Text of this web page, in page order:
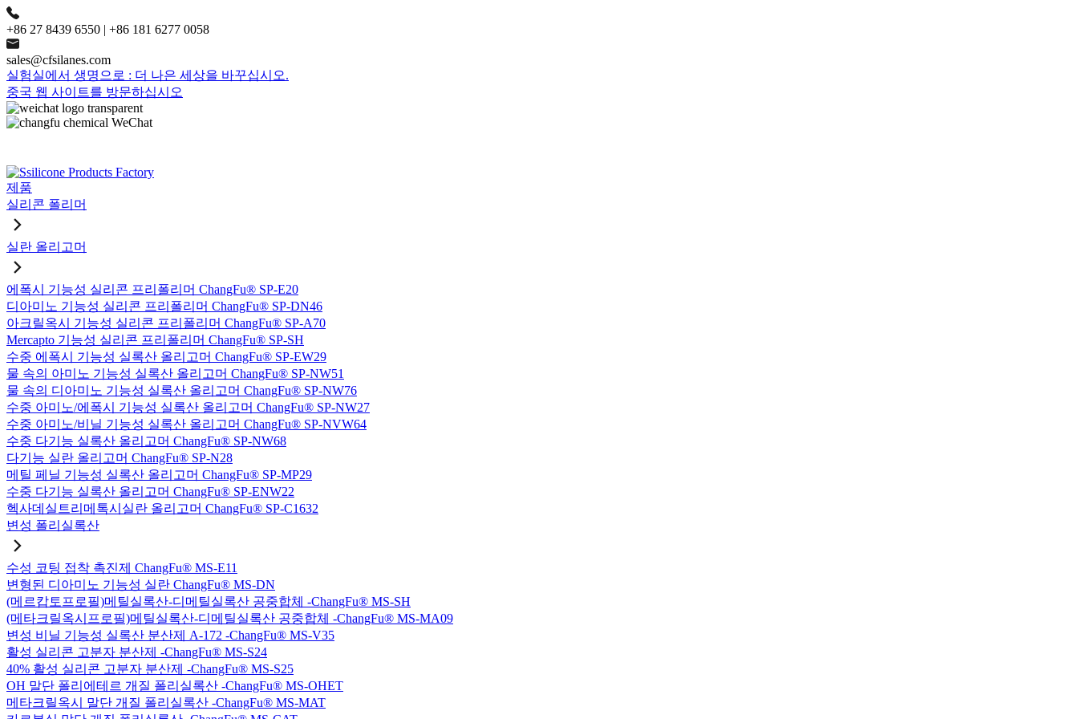
+86 27 8439 6550 | +86 181 6277 0058
sales@cfsilanes.com
실험실에서 생명으로 : 더 나은 세상을 바꾸십시오.
중국 웹 사이트를 방문하십시오
제품
실리콘 폴리머
실란 올리고머
에폭시 기능성 실리콘 프리폴리머 ChangFu® SP-E20
디아미노 기능성 실리콘 프리폴리머 ChangFu® SP-DN46
아크릴옥시 기능성 실리콘 프리폴리머 ChangFu® SP-A70
Mercapto 기능성 실리콘 프리폴리머 ChangFu® SP-SH
수중 에폭시 기능성 실록산 올리고머 ChangFu® SP-EW29
물 속의 아미노 기능성 실록산 올리고머 ChangFu® SP-NW51
물 속의 디아미노 기능성 실록산 올리고머 ChangFu® SP-NW76
수중 아미노/에폭시 기능성 실록산 올리고머 ChangFu® SP-NW27
수중 아미노/비닐 기능성 실록산 올리고머 ChangFu® SP-NVW64
수중 다기능 실록산 올리고머 ChangFu® SP-NW68
다기능 실란 올리고머 ChangFu® SP-N28
메틸 페닐 기능성 실록산 올리고머 ChangFu® SP-MP29
수중 다기능 실록산 올리고머 ChangFu® SP-ENW22
헥사데실트리메톡시실란 올리고머 ChangFu® SP-C1632
변성 폴리실록산
수성 코팅 접착 촉진제 ChangFu® MS-E11
변형된 디아미노 기능성 실란 ChangFu® MS-DN
(메르캅토프로필)메틸실록산-디메틸실록산 공중합체 -ChangFu® MS-SH
(메타크릴옥시프로필)메틸실록산-디메틸실록산 공중합체 -ChangFu® MS-MA09
변성 비닐 기능성 실록산 분산제 A-172 -ChangFu® MS-V35
활성 실리콘 고분자 분산제 -ChangFu® MS-S24
40% 활성 실리콘 고분자 분산제 -ChangFu® MS-S25
OH 말단 폴리에테르 개질 폴리실록산 -ChangFu® MS-OHET
메타크릴옥시 말단 개질 폴리실록산 -ChangFu® MS-MAT